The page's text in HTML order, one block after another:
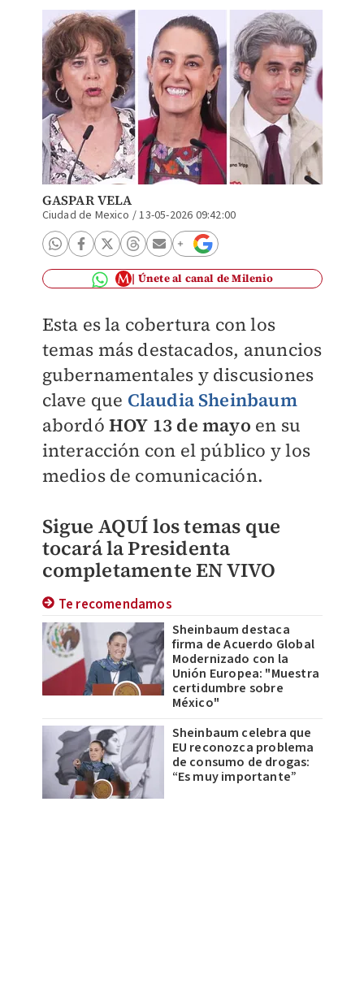
GASPAR VELA
Ciudad de Mexico /13-05-2026 09:42:00
Únete al canal de Milenio
Esta es la cobertura con los
temas más destacados, anuncios
gubernamentales y discusiones
clave que Claudia Sheinbaum
abordó HOY 13 de mayo en su
interacción con el público y los
medios de comunicación.
Sigue AQUÍ los temas que
tocará la Presidenta
completamente EN VIVO
Te recomendamos
Sheinbaum destaca
firma de Acuerdo Global
Modernizado con la
Unión Europea: "Muestra
certidumbre sobre
México"
Sheinbaum celebra que
EU reconozca problema
de consumo de drogas:
“Es muy importante”